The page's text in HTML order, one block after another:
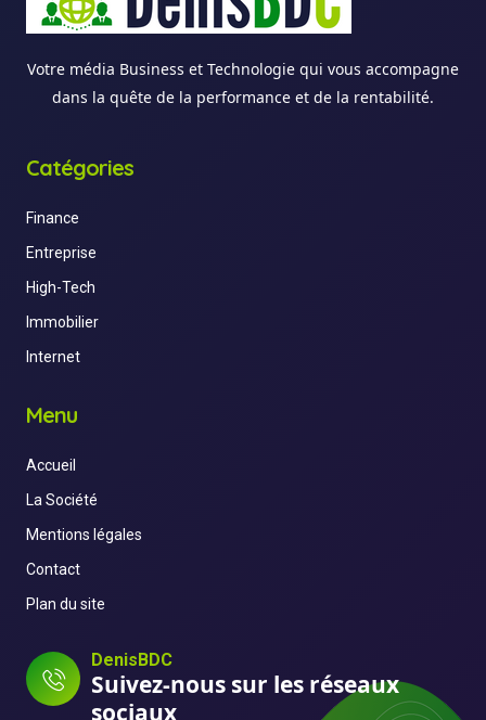
Votre média Business et Technologie qui vous accompagne
dans la quête de la performance et de la rentabilité.
Catégories
Finance
Entreprise
High-Tech
Immobilier
Internet
Menu
Accueil
La Société
Mentions légales
Contact
Plan du site
DenisBDC
Suivez-nous sur les réseaux
sociaux